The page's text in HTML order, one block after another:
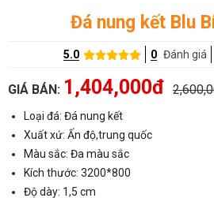
Đá nung kết Blu
5.0 0 Đánh giá
GIÁ BÁN: 1,404,000đ
Loại đá: Đá nung kết
Xuất xứ: Ấn độ,trung quốc
Màu sắc: Đa màu sắc
Kích thước: 3200*800
Độ dày: 1,5 cm